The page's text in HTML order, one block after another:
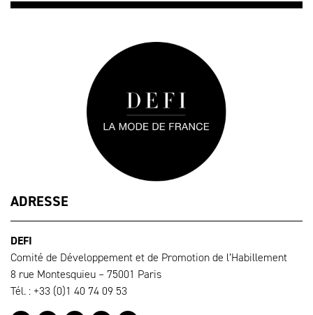
ADRESSE
DEFI
Comité de Développement et de Promotion de l’Habillement
8 rue Montesquieu – 75001 Paris
Tél. : +33 (0)1 40 74 09 53